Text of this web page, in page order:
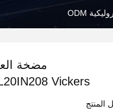
مضخة
المنتج